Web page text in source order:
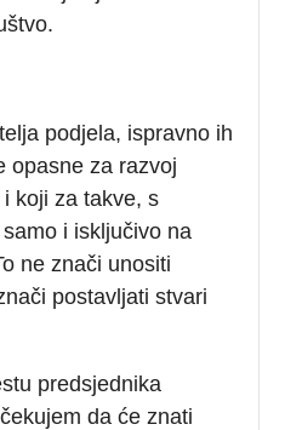
podjela, ispravno ih
opasne za razvoj
koji za takve, s
i isključivo na
ne znači unositi
postavljati stvari
predsjednika
da će znati